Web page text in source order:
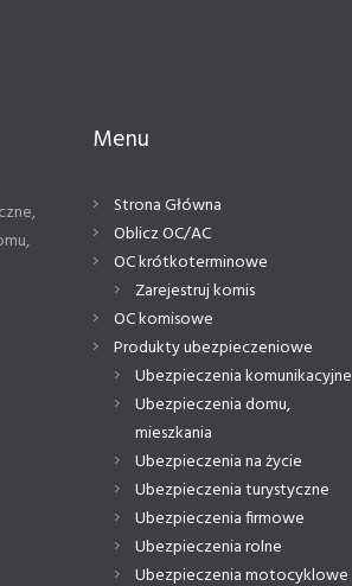
Menu
Strona Główna
Oblicz OC/AC
OC krótkoterminowe
Zarejestruj komis
OC komisowe
Produkty ubezpieczeniowe
Ubezpieczenia komunikacyjne
Ubezpieczenia domu,
mieszkania
Ubezpieczenia na życie
Ubezpieczenia turystyczne
Ubezpieczenia firmowe
Ubezpieczenia rolne
Ubezpieczenia motocyklowe